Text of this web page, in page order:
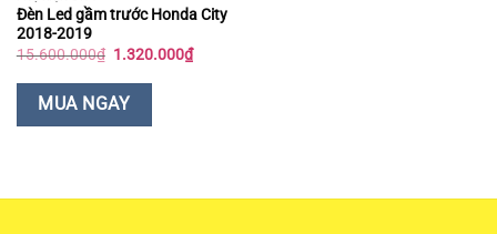
Đèn Led gầm trước Honda City
2018-2019
15.600.000₫ Giá
là:
15.600.000₫.
1.320.000₫Giá
hiện
MUA NGAY